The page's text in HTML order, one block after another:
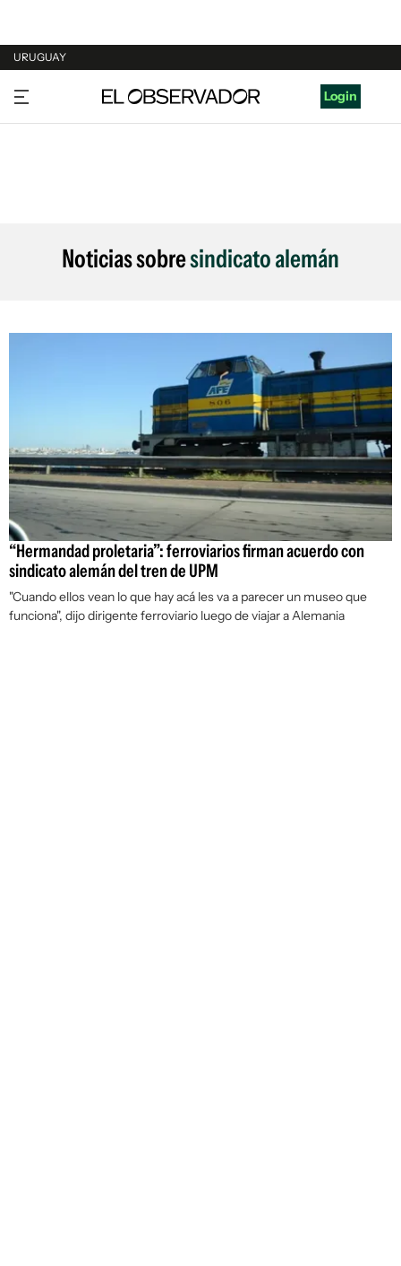
URUGUAY
URUGUAY
ARGENTINA
Login
Noticias sobresindicato alemán
“Hermandad proletaria”: ferroviarios firman acuerdo con
sindicato alemán del tren de UPM
"Cuando ellos vean lo que hay acá les va a parecer un museo que
funciona", dijo dirigente ferroviario luego de viajar a Alemania